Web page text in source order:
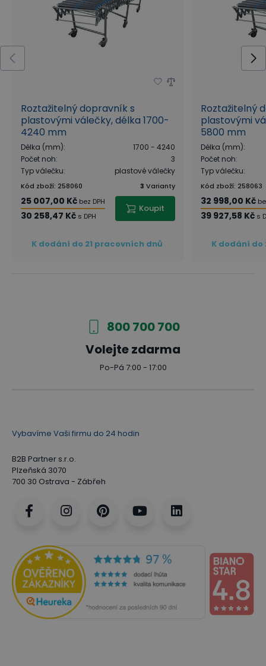
Roztažitelný dopravník s
plastovými válečky, délka 1700-
4240 mm
Délka (mm):
1700 - 4240
Počet noh:
3
Typ válečku: plastové válečky
Kód zboží: 258060 3 Varianty
25 007,00 Kč bez DPH
30 258,47 Kč s DPH
Koupit
K dodání do 21 pracovních dnů
Roztažitelný
plastovými
5800 mm
Délka (mm):
Počet noh:
Typ válečku:
Kód zboží: 258063
32 998,00 Kč
39 927,58 Kč s
K dodání do
800 700 700
Volejte zdarma
Po-Pá 7:00 - 17:00
Vybavíme Vaši firmu do 24 hodin
B2B Partner s.r.o.
Plzeňská 3070
700 30 Ostrava - Zábřeh